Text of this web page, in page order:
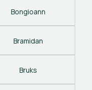
Bongioann
Bramidan
Bruks